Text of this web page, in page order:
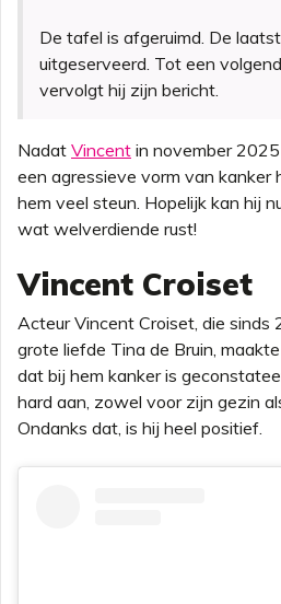
De tafel is afgeruimd. De
uitgeserveerd. Tot een
vervolgt hij zijn bericht.
Nadat Vincent in november 2025
een agressieve vorm van kanker
hem veel steun. Hopelijk kan hij
wat welverdiende rust!
Vincent Croiset
Acteur Vincent Croiset, die sinds
grote liefde Tina de Bruin,
dat bij hem kanker is
hard aan, zowel voor zijn gezin
Ondanks dat, is hij heel positief.